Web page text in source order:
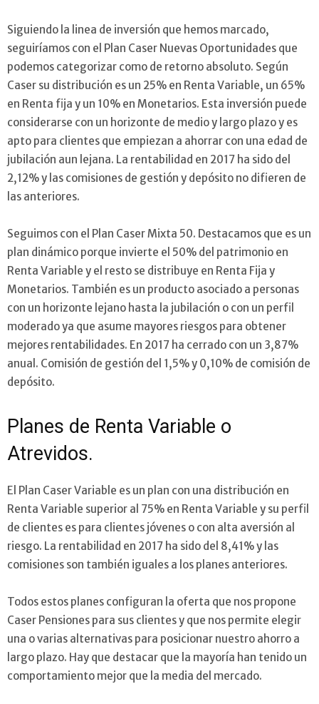
Siguiendo la linea de inversión que hemos marcado,
seguiríamos con el Plan Caser Nuevas Oportunidades que
podemos categorizar como de retorno absoluto. Según
Caser su distribución es un 25% en Renta Variable, un 65%
en Renta fija y un 10% en Monetarios. Esta inversión puede
considerarse con un horizonte de medio y largo plazo y es
apto para clientes que empiezan a ahorrar con una edad de
jubilación aun lejana. La rentabilidad en 2017 ha sido del
2,12% y las comisiones de gestión y depósito no difieren de
las anteriores.
Seguimos con el Plan Caser Mixta 50. Destacamos que es un
plan dinámico porque invierte el 50% del patrimonio en
Renta Variable y el resto se distribuye en Renta Fija y
Monetarios. También es un producto asociado a personas
con un horizonte lejano hasta la jubilación o con un perfil
moderado ya que asume mayores riesgos para obtener
mejores rentabilidades. En 2017 ha cerrado con un 3,87%
anual. Comisión de gestión del 1,5% y 0,10% de comisión de
depósito.
Planes de Renta Variable o
Atrevidos.
El Plan Caser Variable es un plan con una distribución en
Renta Variable superior al 75% en Renta Variable y su perfil
de clientes es para clientes jóvenes o con alta aversión al
riesgo. La rentabilidad en 2017 ha sido del 8,41% y las
comisiones son también iguales a los planes anteriores.
Todos estos planes configuran la oferta que nos propone
Caser Pensiones para sus clientes y que nos permite elegir
una o varias alternativas para posicionar nuestro ahorro a
largo plazo. Hay que destacar que la mayoría han tenido un
comportamiento mejor que la media del mercado.